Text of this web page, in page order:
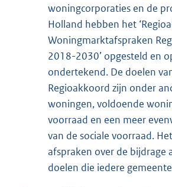
woningcorporaties en de
Holland hebben het
Woningmarktafspraken
2018-2030’ opgesteld en
ondertekend. De doelen
Regioakkoord zijn onder
woningen, voldoende
voorraad en een meer
van de sociale voorraad.
afspraken over de bijdrage
doelen die iedere